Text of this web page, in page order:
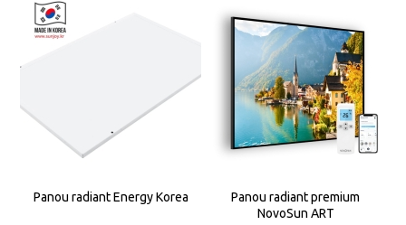
Panou radiant Energy Korea
Panou radiant premium
NovoSun ART